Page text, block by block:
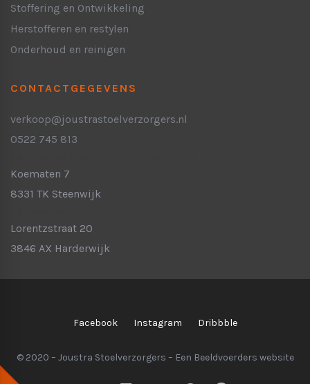
Stoffering en Ontwikkeling
Herstofferen en restylen
Onderhoud en reinigen
CONTACTGEGEVENS
verkoop@joustrastoelverzorgers.nl
0522 745 813
Koematen 7
8331 TK Steenwijk
Lorentzstraat 20
3846 AX Harderwijk
Facebook Instagram Dribbble
© 2020 – Joustra Stoelverzorgers – Een Beeldvoerders website